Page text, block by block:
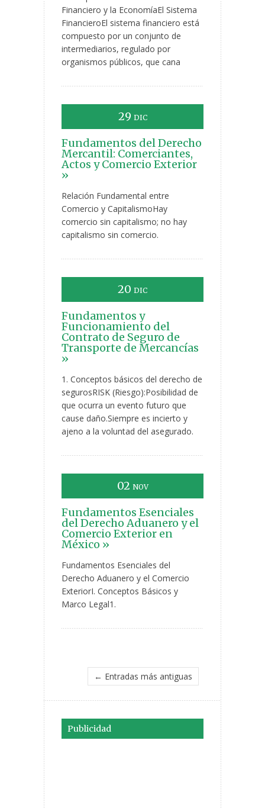
Financiero y la EconomíaEl Sistema
FinancieroEl sistema financiero está
compuesto por un conjunto de
intermediarios, regulado por
organismos públicos, que cana
29 DIC
Fundamentos del Derecho
Mercantil: Comerciantes,
Actos y Comercio Exterior
»
Relación Fundamental entre
Comercio y CapitalismoHay
comercio sin capitalismo; no hay
capitalismo sin comercio.
20 DIC
Fundamentos y
Funcionamiento del
Contrato de Seguro de
Transporte de Mercancías
»
1. Conceptos básicos del derecho de
segurosRISK (Riesgo):Posibilidad de
que ocurra un evento futuro que
cause daño.Siempre es incierto y
ajeno a la voluntad del asegurado.
02 NOV
Fundamentos Esenciales
del Derecho Aduanero y el
Comercio Exterior en
México »
Fundamentos Esenciales del
Derecho Aduanero y el Comercio
ExteriorI. Conceptos Básicos y
Marco Legal1.
← Entradas más antiguas
Publicidad